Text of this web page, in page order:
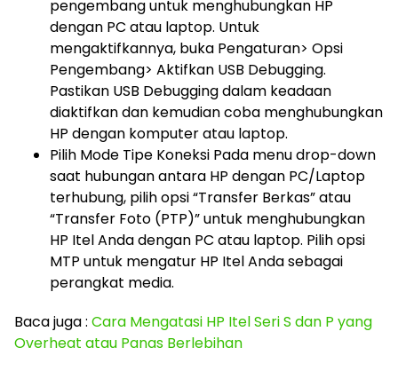
pengembang untuk menghubungkan HP
dengan PC atau laptop. Untuk
mengaktifkannya, buka Pengaturan> Opsi
Pengembang> Aktifkan USB Debugging.
Pastikan USB Debugging dalam keadaan
diaktifkan dan kemudian coba menghubungkan
HP dengan komputer atau laptop.
Pilih Mode Tipe Koneksi Pada menu drop-down
saat hubungan antara HP dengan PC/Laptop
terhubung, pilih opsi “Transfer Berkas” atau
“Transfer Foto (PTP)” untuk menghubungkan
HP Itel Anda dengan PC atau laptop. Pilih opsi
MTP untuk mengatur HP Itel Anda sebagai
perangkat media.
Baca juga : Cara Mengatasi HP Itel Seri S dan P yang
Overheat atau Panas Berlebihan